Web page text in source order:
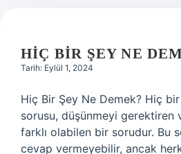
HIÇ BIR ŞEY NE
Tarih: Eylül 1, 2024
Hiç Bir Şey Ne Demek? Hiç
sorusu, düşünmeyi gerektiren
farklı olabilen bir sorudur. Bu
cevap vermeyebilir, ancak